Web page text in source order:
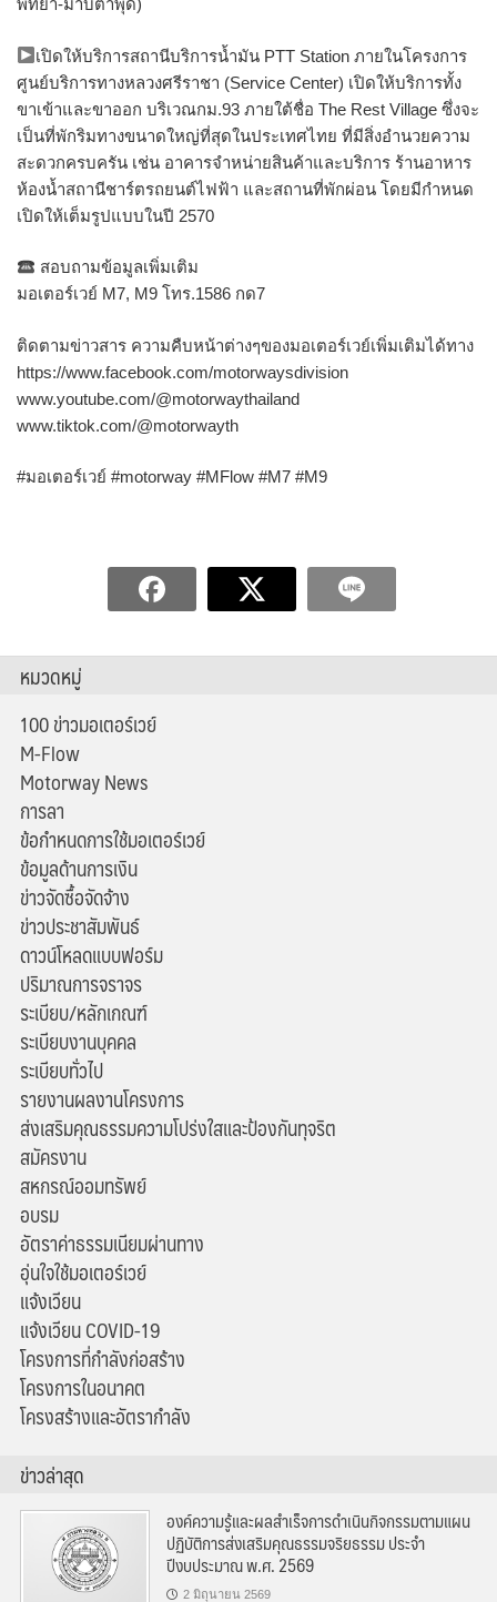
พัทยา-มาบตาพุด)
เปิดให้บริการสถานีบริการน้ำมัน PTT Station ภายในโครงการ
ศูนย์บริการทางหลวงศรีราชา (Service Center) เปิดให้บริการทั้ง
ขาเข้าและขาออก บริเวณกม.93 ภายใต้ชื่อ The Rest Village ซึ่งจะ
เป็นที่พักริมทางขนาดใหญ่ที่สุดในประเทศไทย ที่มีสิ่งอำนวยความ
สะดวกครบครัน เช่น อาคารจำหน่ายสินค้าและบริการ ร้านอาหาร
ห้องน้ำสถานีชาร์ตรถยนต์ไฟฟ้า และสถานที่พักผ่อน โดยมีกำหนด
เปิดให้เต็มรูปแบบในปี 2570
สอบถามข้อมูลเพิ่มเติม
มอเตอร์เวย์ M7, M9 โทร.1586 กด7
ติดตามข่าวสาร ความคืบหน้าต่างๆของมอเตอร์เวย์เพิ่มเติมได้ทาง
https://www.facebook.com/motorwaysdivision
www.youtube.com/@motorwaythailand
www.tiktok.com/@motorwayth
#มอเตอร์เวย์ #motorway #MFlow #M7 #M9
หมวดหมู่
100 ข่าวมอเตอร์เวย์
M-Flow
Motorway News
การลา
ข้อกำหนดการใช้มอเตอร์เวย์
ข้อมูลด้านการเงิน
ข่าวจัดซื้อจัดจ้าง
ข่าวประชาสัมพันธ์
ดาวน์โหลดแบบฟอร์ม
ปริมาณการจราจร
ระเบียบ/หลักเกณฑ์
ระเบียบงานบุคคล
ระเบียบทั่วไป
รายงานผลงานโครงการ
ส่งเสริมคุณธรรมความโปร่งใสและป้องกันทุจริต
สมัครงาน
สหกรณ์ออมทรัพย์
อบรม
อัตราค่าธรรมเนียมผ่านทาง
อุ่นใจใช้มอเตอร์เวย์
แจ้งเวียน
แจ้งเวียน COVID-19
โครงการที่กำลังก่อสร้าง
โครงการในอนาคต
โครงสร้างและอัตรากำลัง
ข่าวล่าสุด
องค์ความรู้และผลสำเร็จการดำเนินกิจกรรมตามแผน
ปฏิบัติการส่งเสริมคุณธรรมจริยธรรม ประจำ
ปีงบประมาณ พ.ศ. 2569
2 มิถุนายน 2569